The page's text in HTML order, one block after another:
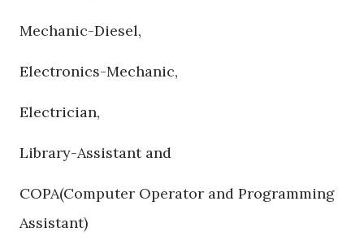
Mechanic-Diesel,
Electronics-Mechanic,
Electrician,
Library-Assistant and
COPA(Computer Operator and Programming
Assistant)